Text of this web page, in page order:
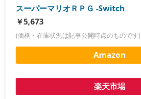
スーパーマリオＲＰＧ -Switch
￥5,673
(価格・在庫状況は記事公開時点のものです)
Amazon
楽天市場